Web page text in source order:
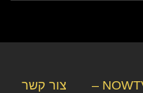
צור קשר
NOWTV –